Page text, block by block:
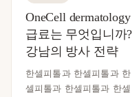
OneCell dermatology
급료는 무엇입니까?
강남의 방사 전략
한셀피톨과 한셀피톨과 한
셀피톨과 한셀피톨과 한셀